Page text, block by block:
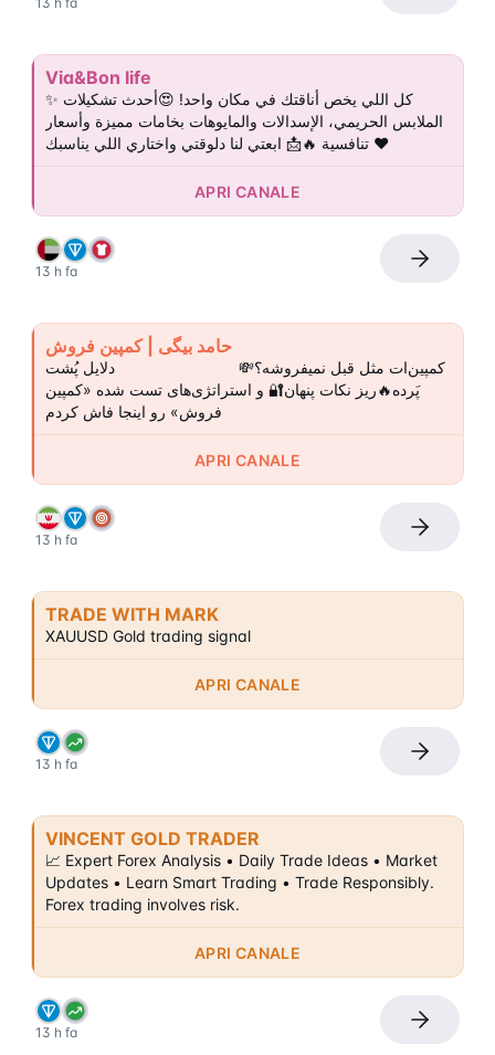
Via&Bon life
✨ كل اللي يخص أناقتك في مكان واحد! 😍أحدث تشكيلات
الملابس الحريمي، الإسدالات والمايوهات بخامات مميزة وأسعار
تنافسية 🔥📩 ابعتي لنا دلوقتي واختاري اللي يناسبك ❤️
APRI CANALE
13 h fa
حامد بیگی | کمپین فروش
کمپین‌ات مثل قبل نمیفروشه؟💸                            دلایل پُشت
پَرده🔥ریز نکات پنهان🔐 و استراتژی‌های تست شده «کمپین
فروش» رو اینجا فاش کردم
APRI CANALE
13 h fa
TRADE WITH MARK
XAUUSD Gold trading signal
APRI CANALE
13 h fa
VINCENT GOLD TRADER
📈 Expert Forex Analysis • Daily Trade Ideas • Market
Updates • Learn Smart Trading • Trade Responsibly.
Forex trading involves risk.
APRI CANALE
13 h fa